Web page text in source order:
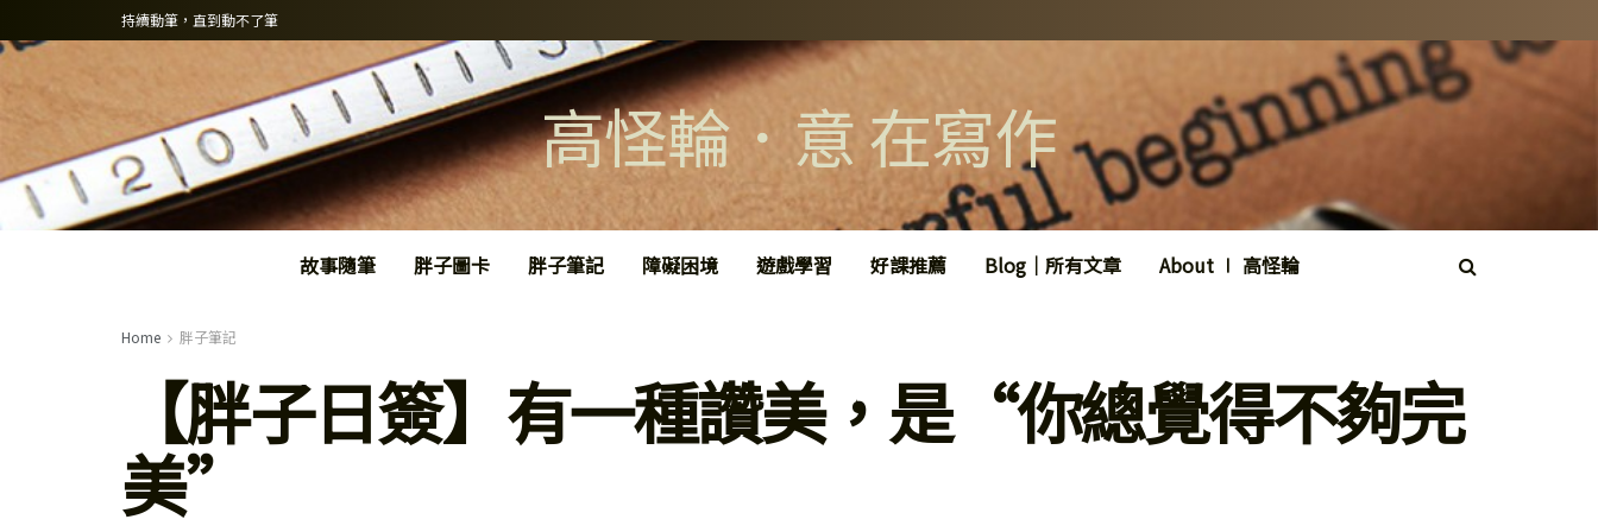
持續動筆，直到動不了筆
高怪輪．意 在寫作
故事隨筆 胖子圖卡 胖子筆記 障礙困境 遊戲學習 好課推薦 Blog｜所有文章 About ∣ 高怪輪
Home 胖子筆記
【胖子日簽】有一種讚美，是“你總覺得不夠完
美”